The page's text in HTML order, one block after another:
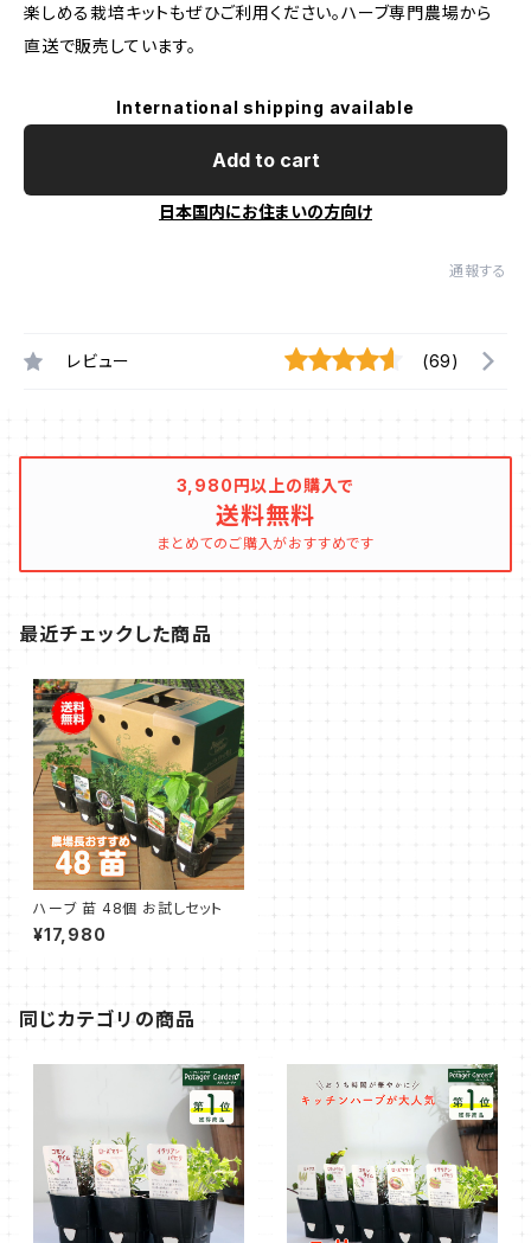
楽しめる栽培キットもぜひご利用ください。ハーブ専門農場から
直送で販売しています。
International shipping available
Add to cart
日本国内にお住まいの方向け
通報する
レビュー (69)
3,980円以上の購入で
送料無料
まとめてのご購入がおすすめです
最近チェックした商品
ハーブ 苗 48個 お試しセット
¥17,980
同じカテゴリの商品